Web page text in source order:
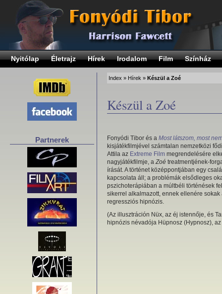
Nyitólap Életrajz Hírek Irodalom Film Színház
Partnerek
Index » Hírek » Készül a Zoé
Készül a Zoé
Fonyódi Tibor és a Most látszom, most
kisjátékfilmjével számtalan nemzetközi
Attila az Extreme Film megrendelésére
nagyjátékfilmje, a Zoé treatmentjének-
írását. A történet középpontjában egy
kapcsolata áll; a problémák elsődleges
pszichoterápiában a múltbéli történések
sikerrel alkalmazott, ennek ellenére
regressziós hipnózis.
(Az illusztráción Nüx, az éj istennője, és
hipnózis névadója Hüpnosz (Hypnosz),